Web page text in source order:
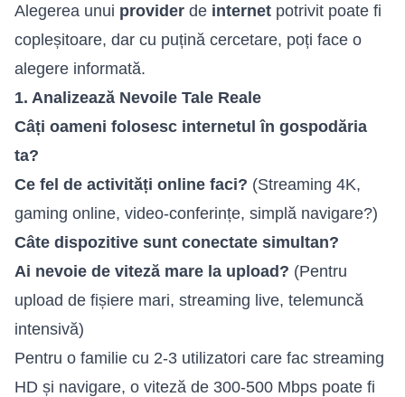
Alegerea unui provider de internet potrivit poate fi
copleșitoare, dar cu puțină cercetare, poți face o
alegere informată.
1. Analizează Nevoile Tale Reale
Câți oameni folosesc internetul în gospodăria
ta?
Ce fel de activități online faci? (Streaming 4K,
gaming online, video-conferințe, simplă navigare?)
Câte dispozitive sunt conectate simultan?
Ai nevoie de viteză mare la upload? (Pentru
upload de fișiere mari, streaming live, telemuncă
intensivă)
Pentru o familie cu 2-3 utilizatori care fac streaming
HD și navigare, o viteză de 300-500 Mbps poate fi